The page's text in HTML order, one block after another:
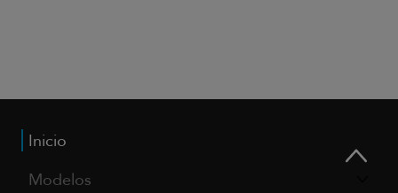
Inicio
Modelos